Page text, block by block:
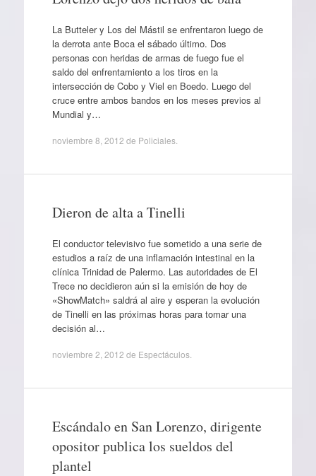
La Butteler y Los del Mástil se enfrentaron luego de
la derrota ante Boca el sábado último. Dos
personas con heridas de armas de fuego fue el
saldo del enfrentamiento a los tiros en la
intersección de Cobo y Viel en Boedo. Luego del
cruce entre ambos bandos en los meses previos al
Mundial y…
noviembre 8, 2012 de Policiales.
Dieron de alta a Tinelli
El conductor televisivo fue sometido a una serie de
estudios a raíz de una inflamación intestinal en la
clínica Trinidad de Palermo. Las autoridades de El
Trece no decidieron aún si la emisión de hoy de
«ShowMatch» saldrá al aire y esperan la evolución
de Tinelli en las próximas horas para tomar una
decisión al…
noviembre 2, 2012 de Espectáculos.
Escándalo en San Lorenzo, dirigente
opositor publica los sueldos del
plantel